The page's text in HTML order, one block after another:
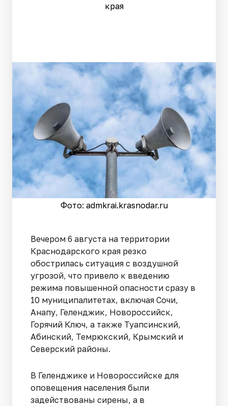
края
Фото: admkrai.krasnodar.ru
Вечером 6 августа на территории
Краснодарского края резко
обострилась ситуация с воздушной
угрозой, что привело к введению
режима повышенной опасности сразу в
10 муниципалитетах, включая Сочи,
Анапу, Геленджик, Новороссийск,
Горячий Ключ, а также Туапсинский,
Абинский, Темрюкский, Крымский и
Северский районы.
В Геленджике и Новороссийске для
оповещения населения были
задействованы сирены, а в